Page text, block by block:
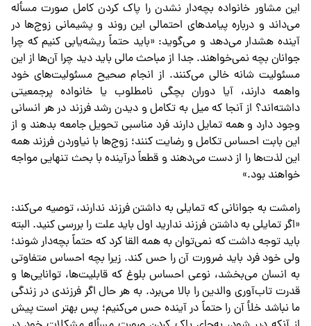
این مشاور خانواده بچه‌دار نشدن را پاک کردن کامل صورت مسأله
می‌داند و درباره پیامدهای احتمالی این روند و پشیمانی زوج‌ها در
آینده هشدار می‌دهد و می‌گوید: «باید حتماً ریشه‌یابی کنیم که چرا
جوانان بچه نمی‌خواهند. جدا از مباحث مالی باید دید چرا آن‌ها از این
مسئولیت شانه خالی می‌کنند. از انجام صحیح مسئولیت‌های خود
واهمه دارند، آیا دوران بچگی نامطلوب یا خانواده پرجمعیتی
داشته‌اند؟ از آنجا که میل به تکامل و دیدن رشد فرزند در هر انسانی
وجود دارد و همه تمایل دارند فرد مناسبی تحویل جامعه بدهند و از
این بابت احساس تکامل و رضایت کنند؛ زوج‌ها با نیاوردن فرزند همه
این لذت‌ها را از دست می‌دهند و قطعاً درآینده با بحث تنهایی مواجه
خواهند بود.»
رامشت به جوانانی که تمایلی به داشتن فرزند ندارند، توصیه می‌کند:
«اگر تمایلی به داشتن فرزند ندارید اول باید علت را بررسی کنید. البته
باید توجه داشت که نمی‌توان به همه القا کرد که حتماً بچه‌دار شوند؛
ولی خود فرد باید ضرورت آن را حس کند. زیرا بچه احساس متفاوتی
به انسان می‌بخشد، نوعی احساس بلوغ که قابلیت‌ها، توانایی‌ها و
قدرت تاب‌آوری والدین را بالا می‌برد. به هر حال اگر فرزندی در زندگی
ما نباشد خلأ آن را حتماً در آینده حس می‌کنیم؛ پس بهتر است پیش